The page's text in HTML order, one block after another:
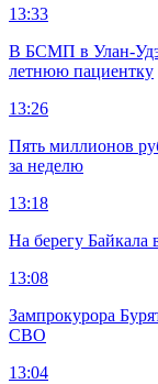
13:33
В БСМП в Улан-Удэ
летнюю пациентку
13:26
Пять миллионов
за неделю
13:18
На берегу
13:08
Зампрокурора
СВО
13:04